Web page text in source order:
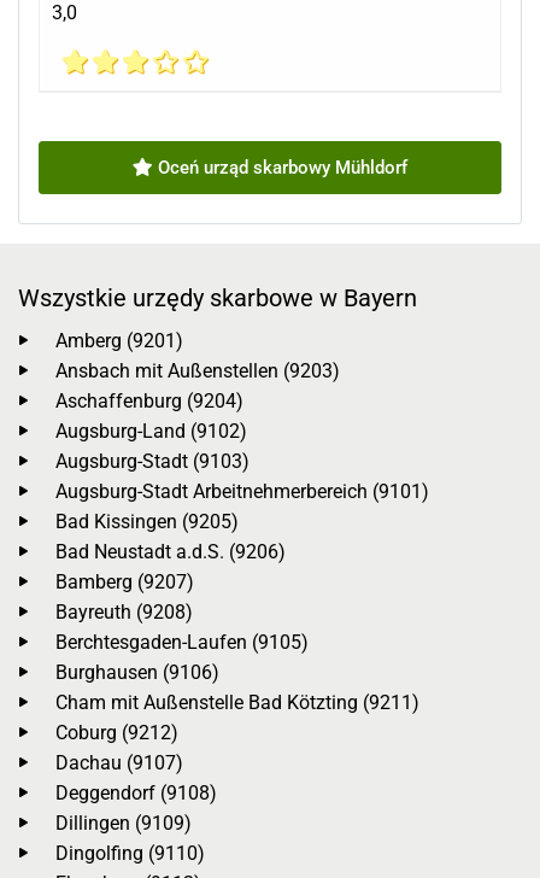
3,0
Oceń urząd skarbowy Mühldorf
Wszystkie urzędy skarbowe w Bayern
Amberg (9201)
Ansbach mit Außenstellen (9203)
Aschaffenburg (9204)
Augsburg-Land (9102)
Augsburg-Stadt (9103)
Augsburg-Stadt Arbeitnehmerbereich (9101)
Bad Kissingen (9205)
Bad Neustadt a.d.S. (9206)
Bamberg (9207)
Bayreuth (9208)
Berchtesgaden-Laufen (9105)
Burghausen (9106)
Cham mit Außenstelle Bad Kötzting (9211)
Coburg (9212)
Dachau (9107)
Deggendorf (9108)
Dillingen (9109)
Dingolfing (9110)